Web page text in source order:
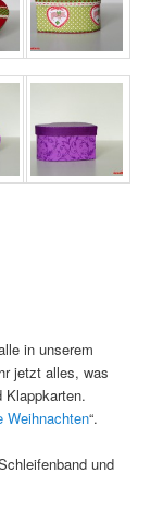
in unserem
jetzt alles, was
Weihnachten“.
und